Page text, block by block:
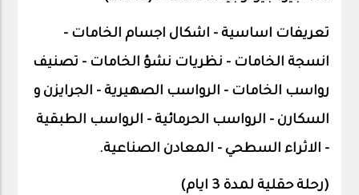
تعريفات اساسية – اشكال اجسام الخامات –
انسجة الخامات – نظريات نشؤ الخامات – تصنيف
رواسب الخامات – الرواسب الصهيرية – الجرايزن و
السكارن – الرواسب الحرمائية – الرواسب الطبقية
– الاثراء السطحي – المعادن الصناعية.
(رحلة حقلية لمدة 3 ايام)